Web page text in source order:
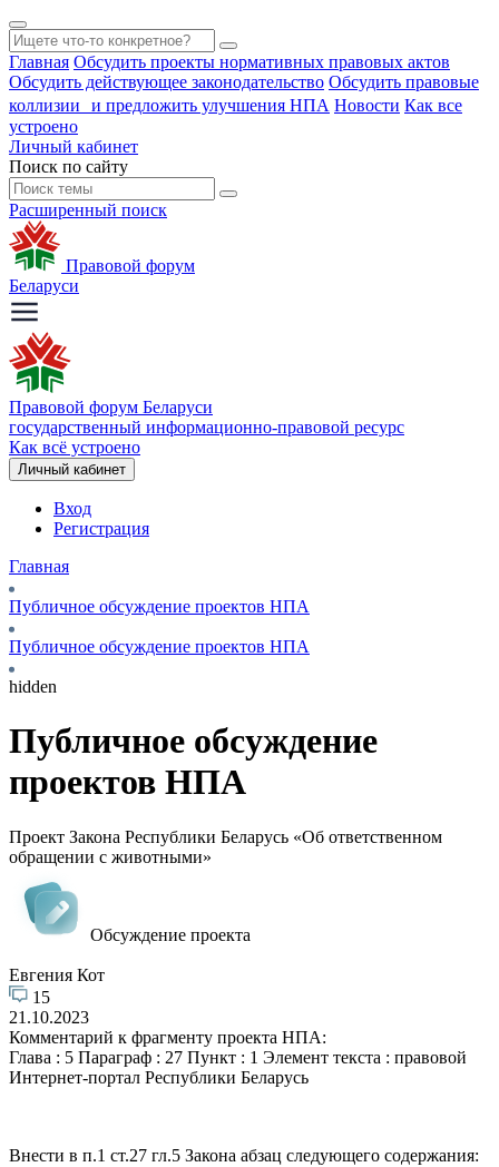
Главная Обсудить проекты нормативных правовых актов
Обсудить действующее законодательство Обсудить правовые
коллизии и предложить улучшения НПА Новости Как все
устроено
Личный кабинет
Поиск по сайту
Расширенный поиск
Правовой форум
Беларуси
Правовой форум Беларуси
государственный информационно-правовой ресурс
Как всё устроено
Личный кабинет
Вход
Регистрация
Главная
Публичное обсуждение проектов НПА
Публичное обсуждение проектов НПА
hidden
Публичное обсуждение
проектов НПА
Проект Закона Республики Беларусь «Об ответственном
обращении с животными»
Обсуждение проекта
Евгения Кот
15
21.10.2023
Комментарий к фрагменту проекта НПА:
Глава : 5 Параграф : 27 Пункт : 1 Элемент текста : правовой
Интернет-портал Республики Беларусь
Внести в п.1 ст.27 гл.5 Закона абзац следующего содержания: